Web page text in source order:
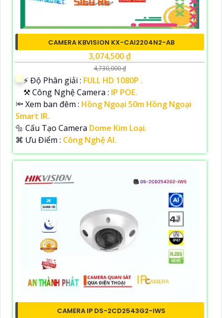
CAMERA KBVISION KX-CAI2204N2-AB
3,074,500 ₫
4,730,000 ₫
️⚡ Độ Phân giải : FULL HD 1080P .
⚒ Công Nghệ Camera : IP POE.
🔦 Xem ban đêm : Hồng Ngoại 50m Hồng Ngoại
Smart IR.
🔩 Cấu Tạo Camera Dome Kim Loại.
️⌘ Ưu Điểm : Công Nghệ AI.
CAMERA IP DS-2CD2543G2-IWS